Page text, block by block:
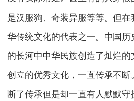
是汉服狗、奇装异服等等。但在
华传统文化的代表之一。中国历
的长河中中华民族创造了灿烂
创立的优秀文化，一直传承不
断了传承但是却一直有人默默